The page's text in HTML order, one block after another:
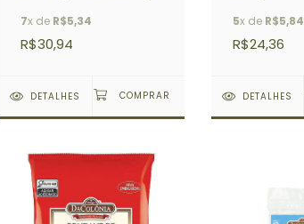
7x de R$5,34
R$30,94
DETALHES
5x de R$5,84
R$24,36
DETALHES